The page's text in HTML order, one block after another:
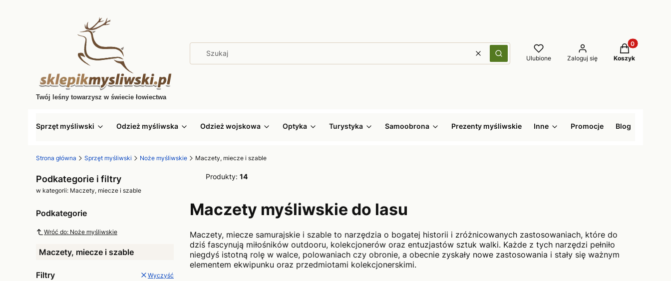
WyczyśćSzukaj Ulubione Zaloguj się
Produkty w
Koszyk
Twój leśny towarzysz w świecie łowiectwa
Sprzęt myśliwski Odzież myśliwska Odzież wojskowa Optyka Turystyka Samoobrona Prezenty myśliwskie Inne Promocje Blog
Strona główna Sprzęt myśliwski Noże myśliwskie Maczety, miecze i szable
Podkategorie i filtry
w kategorii: Maczety, miecze i szable
Podkategorie
Wróć do: Noże myśliwskie
Maczety, miecze i szable
Filtry Wyczyść
Produkty: 14
Maczety myśliwskie do lasu
Maczety, miecze samurajskie i szable to narzędzia o bogatej historii i zróżnicowanych zastosowaniach, które do
dziś fascynują miłośników outdooru, kolekcjonerów oraz entuzjastów sztuk walki. Każde z tych narzędzi pełniło
niegdyś istotną rolę w walce, polowaniach czy obronie, a obecnie zyskały nowe zastosowania i stały się ważnym
elementem ekwipunku oraz przedmiotami kolekcjonerskimi.